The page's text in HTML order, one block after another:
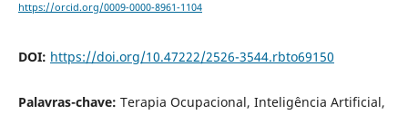
https://orcid.org/0009-0000-8961-1104
DOI: https://doi.org/10.47222/2526-3544.rbto69150
Palavras-chave: Terapia Ocupacional, Inteligência Artificial,